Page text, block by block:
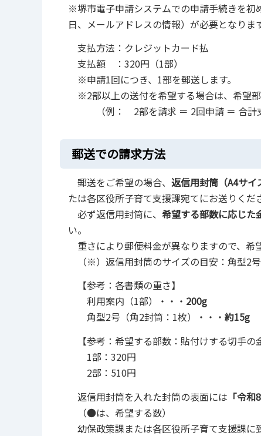
※堺市電子申請システムでの申請手続きを初
日、メールアドレスの情報）が必要となります
支払方法：クレジットカード払
支払額 ：320円（1部）
※申請1回につき、1部を郵送します。
※2部以上の送付を希望する場合は、希望部
（例： 2部を請求 ＝ 2回申請 ＝ 合計支
郵送での請求方法
郵送をご希望の場合、 返信用封筒（A4サ
たは各区役所子育て支援課宛てにお送りくだ
必ず返信用封筒に、 希望する部数に応じた
い。
重さにより郵便料金が異なりますので、
（※）返信用封筒のサイズの目安：角型2号
【参考：各書類の重さ】
利用案内（1部）・・・ 200g
角型2号（角2封筒：1枚）・・・ 約15g
【参考：希望する部数：貼付けする切手の
1部：320円
2部：510円
返信用封筒を入れた封筒の表面には 「令和8
（●は、希望する数）
幼保政策課または各区役所子育て支援課に